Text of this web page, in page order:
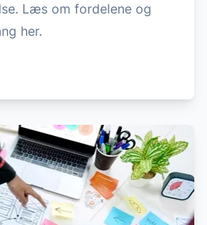
Læs om fordelene og
her.